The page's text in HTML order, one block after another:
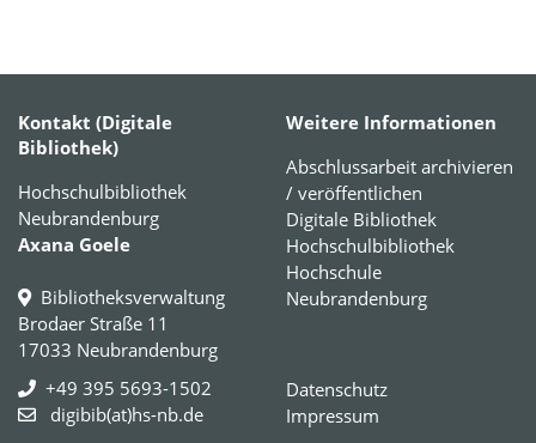
Kontakt (Digitale
Bibliothek)
Hochschulbibliothek
Neubrandenburg
Axana Goele
Bibliotheksverwaltung
Brodaer Straße 11
17033 Neubrandenburg
+49 395 5693-1502
digibib(at)hs-nb.de
Weitere Informationen
Abschlussarbeit archivieren
/ veröffentlichen
Digitale Bibliothek
Hochschulbibliothek
Hochschule
Neubrandenburg
Datenschutz
Impressum